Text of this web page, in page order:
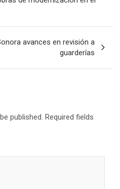
avances en revisión a
guarderías
published. Required fields